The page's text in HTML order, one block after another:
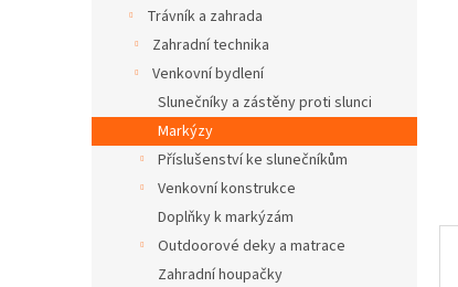
Trávník a zahrada
Zahradní technika
Venkovní bydlení
Slunečníky a zástěny proti slunci
Markýzy
Příslušenství ke slunečníkům
Venkovní konstrukce
Doplňky k markýzám
Outdoorové deky a matrace
Zahradní houpačky